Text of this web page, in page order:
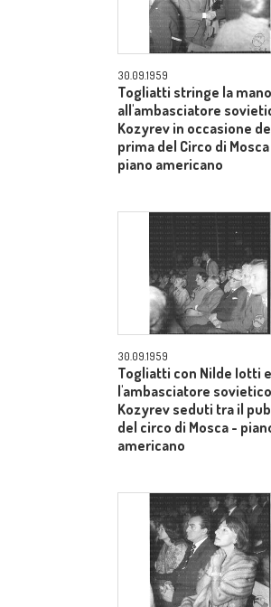
30.09.1959
Togliatti stringe la mano
all'ambasciatore
Kozyrev in occasione
prima del Circo di
piano americano
30.09.1959
Togliatti con Nilde Iotti e
l'ambasciatore sovietico
Kozyrev seduti tra il
del circo di Mosca -
americano